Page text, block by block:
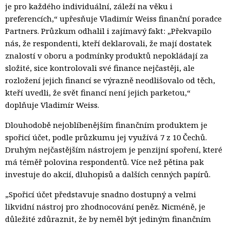
je pro každého individuální, záleží na věku i
preferencích,“ upřesňuje Vladimír Weiss finanční poradce
Partners. Průzkum odhalil i zajímavý fakt: „Překvapilo
nás, že respondenti, kteří deklarovali, že mají dostatek
znalostí v oboru a podmínky produktů nepokládají za
složité, sice kontrolovali své finance nejčastěji, ale
rozložení jejich financí se výrazně neodlišovalo od těch,
kteří uvedli, že svět financí není jejich parketou,“
doplňuje Vladimír Weiss.
Dlouhodobě nejoblíbenějším finančním produktem je
spořicí účet, podle průzkumu jej využívá 7 z 10 Čechů.
Druhým nejčastějším nástrojem je penzijní spoření, které
má téměř polovina respondentů. Více než pětina pak
investuje do akcií, dluhopisů a dalších cenných papírů.
„Spořicí účet představuje snadno dostupný a velmi
likvidní nástroj pro zhodnocování peněz. Nicméně, je
důležité zdůraznit, že by neměl být jediným finančním